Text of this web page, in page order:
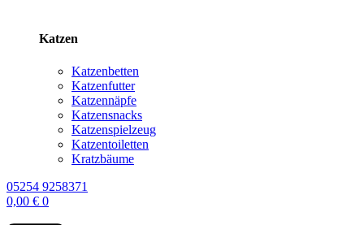
Katzen
Katzenbetten
Katzenfutter
Katzennäpfe
Katzensnacks
Katzenspielzeug
Katzentoiletten
Kratzbäume
05254 9258371
0,00 € 0